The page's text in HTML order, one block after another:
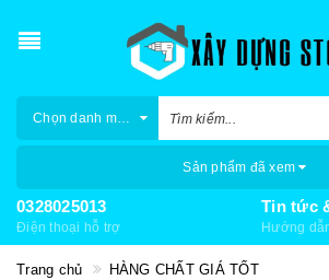
Chọn danh mục
Sản phẩm đã xem
0328025013
Điện thoại hỗ trợ
Tin tức
Hướng
Trang chủ
HÀNG CHẤT GIÁ TỐT